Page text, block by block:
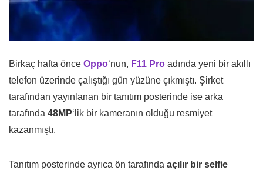
Birkaç hafta önce Oppo‘nun, F11 Pro adında yeni bir akıllı
telefon üzerinde çalıştığı gün yüzüne çıkmıştı. Şirket
tarafından yayınlanan bir tanıtım posterinde ise arka
tarafında 48MP‘lik bir kameranın olduğu resmiyet
kazanmıştı.
Tanıtım posterinde ayrıca ön tarafında açılır bir selfie